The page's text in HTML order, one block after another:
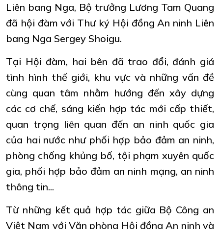
Liên bang Nga, Bộ trưởng Lương Tam Quang
đã hội đàm với Thư ký Hội đồng An ninh Liên
bang Nga Sergey Shoigu.
Tại Hội đàm, hai bên đã trao đổi, đánh giá
tình hình thế giới, khu vực và những vấn đề
cùng quan tâm nhằm hướng đến xây dựng
các cơ chế, sáng kiến hợp tác mới cấp thiết,
quan trọng liên quan đến an ninh quốc gia
của hai nước như phối hợp bảo đảm an ninh,
phòng chống khủng bố, tội phạm xuyên quốc
gia, phối hợp bảo đảm an ninh mạng, an ninh
thông tin...
Từ những kết quả hợp tác giữa Bộ Công an
Việt Nam với Văn phòng Hội đồng An ninh và